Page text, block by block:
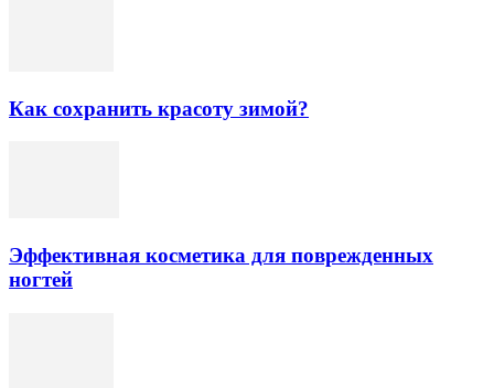
Как сохранить красоту зимой?
Эффективная косметика для поврежденных
ногтей